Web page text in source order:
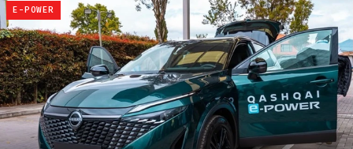
E-POWER